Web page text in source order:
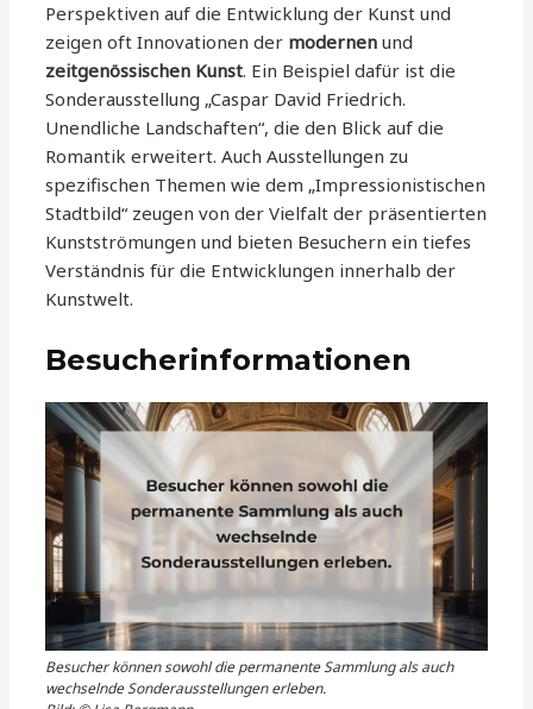
Perspektiven auf die Entwicklung der Kunst und
zeigen oft Innovationen der modernen und
zeitgenössischen Kunst. Ein Beispiel dafür ist die
Sonderausstellung „Caspar David Friedrich.
Unendliche Landschaften“, die den Blick auf die
Romantik erweitert. Auch Ausstellungen zu
spezifischen Themen wie dem „Impressionistischen
Stadtbild“ zeugen von der Vielfalt der präsentierten
Kunstströmungen und bieten Besuchern ein tiefes
Verständnis für die Entwicklungen innerhalb der
Kunstwelt.
Besucherinformationen
Besucher können sowohl die permanente Sammlung als auch
wechselnde Sonderausstellungen erleben.